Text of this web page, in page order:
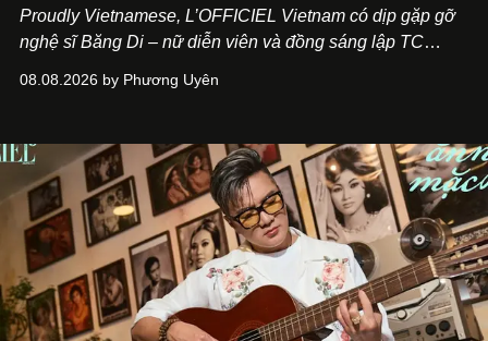
Proudly Vietnamese, L’OFFICIEL Vietnam có dịp gặp gỡ
nghệ sĩ Băng Di – nữ diễn viên và đồng sáng lập TC
Kitchen Bar và SALEM tại TP.HCM.
08.08.2026 by Phương Uyên